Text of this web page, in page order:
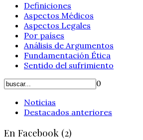
Definiciones
Aspectos Médicos
Aspectos Legales
Por países
Análisis de Argumentos
Fundamentación Ética
Sentido del sufrimiento
0
Noticias
Destacados anteriores
En Facebook (2)